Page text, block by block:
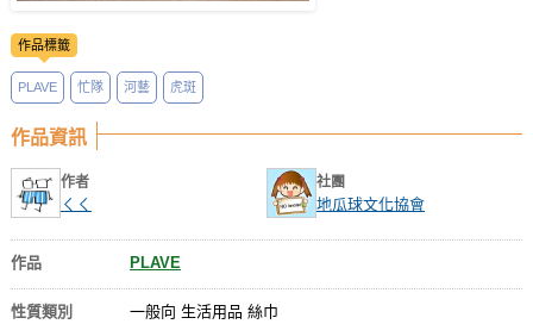
作品標籤
PLAVE 忙隊 河藝 虎斑
作品資訊
作者
ㄑㄑ
社團
地瓜球文化協會
作品 PLAVE
性質類別 一般向 生活用品 絲巾